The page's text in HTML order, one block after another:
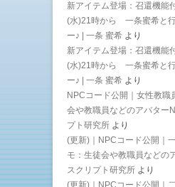
新アイテム登場：召還機能
(水)21時から 一条蜜希と
ー♪ | 一条 蜜希 より
新アイテム登場：召還機能
(水)21時から 一条蜜希と
ー♪ | 一条 蜜希 より
NPCコード公開｜女性教職
会や教職員などのアバター
プト研究所 より
(更新)｜NPCコード公開｜
モ：生徒会や教職員などの
スクリプト研究所 より
(更新)｜NPCコード公開｜